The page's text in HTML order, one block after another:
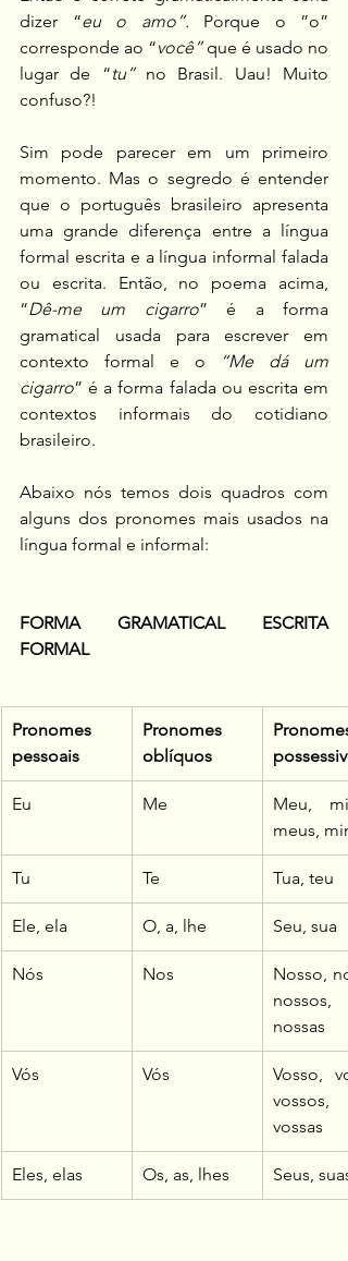
dizer “eu o amo”. Porque o ”o”
corresponde ao “você” que é usado no
lugar de “tu” no Brasil. Uau! Muito
confuso?!
Sim pode parecer em um primeiro
momento. Mas o segredo é entender
que o português brasileiro apresenta
uma grande diferença entre a língua
formal escrita e a língua informal falada
ou escrita. Então, no poema acima,
“Dê-me um cigarro” é a forma
gramatical usada para escrever em
contexto formal e o
“Me dá um
cigarro” é a forma falada ou escrita em
contextos informais do cotidiano
brasileiro.
Abaixo nós temos dois quadros com
alguns dos pronomes mais usados na
língua formal e informal:
FORMA GRAMATICAL ESCRITA
FORMAL
Pronomes
pessoais
Pronomes
oblíquos
Pronomes
Eu Me
Meu,
meus,
Tu Te Tua, teu
Ele, ela O, a, lhe Seu, sua
Nós Nos
Nosso,
nossos,
nossas
Vós Vós
Vosso,
vossos,
vossas
Eles, elas Os, as, lhes Seus, suas